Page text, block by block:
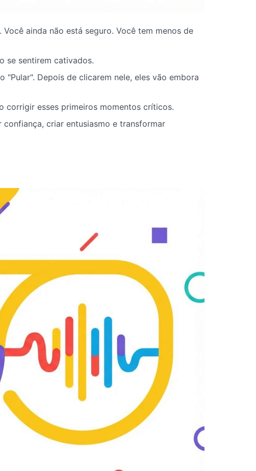
ainda não está seguro. Você tem menos de
se sentirem cativados.
Depois de clicarem nele, eles vão embora
corrigir esses primeiros momentos críticos.
criar entusiasmo e transformar